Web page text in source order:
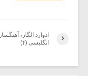
ادوارد الگار، آهنگساز
انگلیسی (۴)